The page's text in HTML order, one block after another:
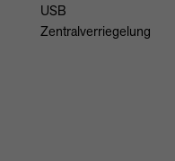
USB
Zentralverriegelung